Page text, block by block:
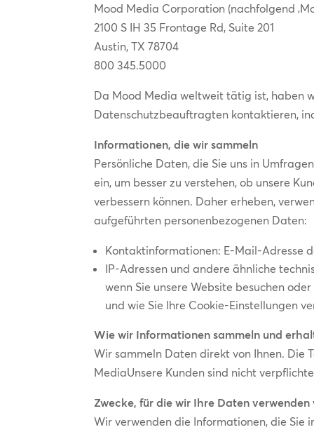
Mood Media Corporation (nachfolgend
2100 S IH 35 Frontage Rd, Suite 201
Austin, TX 78704
800 345.5000
Da Mood Media weltweit tätig ist, haben
Datenschutzbeauftragten kontaktieren,
Informationen, die wir sammeln
Persönliche Daten, die Sie uns in
ein, um besser zu verstehen, ob unsere
verbessern können. Daher erheben,
aufgeführten personenbezogenen Daten:
Kontaktinformationen: E-Mail-Adresse
IP-Adressen und andere ähnliche
wenn Sie unsere Website besuchen
und wie Sie Ihre Cookie-Einstellungen
Wie wir Informationen sammeln und
Wir sammeln Daten direkt von Ihnen. Die
MediaUnsere Kunden sind nicht
Zwecke, für die wir Ihre Daten
Wir verwenden die Informationen, die Sie